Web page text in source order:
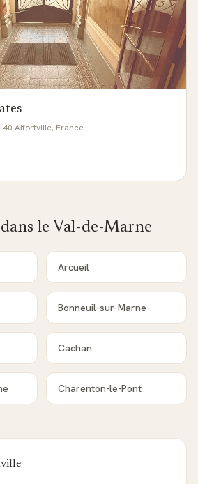
Alfortville, France
le Val-de-Marne
Arcueil
Bonneuil-sur-Marne
Cachan
Charenton-le-Pont